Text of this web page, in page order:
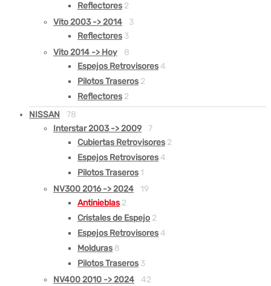
Reflectores 2
Vito 2003 -> 2014
3
Reflectores 3
Vito 2014 -> Hoy
8
Espejos Retrovisores 4
Pilotos Traseros 2
Reflectores 2
NISSAN
78
Interstar 2003 -> 2009
7
Cubiertas Retrovisores 2
Espejos Retrovisores 4
Pilotos Traseros 1
NV300 2016 -> 2024
19
Antinieblas 2
Cristales de Espejo 2
Espejos Retrovisores 4
Molduras 8
Pilotos Traseros 3
NV400 2010 -> 2024
42